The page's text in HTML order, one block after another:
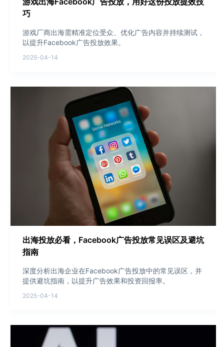
巧
游戏厂商出海需精准定位受众、优化广告内容并持续测试，
以提升Facebook广告投放效果。
2025-04-14
出海投放必看，Facebook广告投放常见误区及避坑
指南
深度分析出海企业在Facebook广告投放中的常见误区，并
提供避坑指南，以提升广告效果和投资回报率。
2025-04-14